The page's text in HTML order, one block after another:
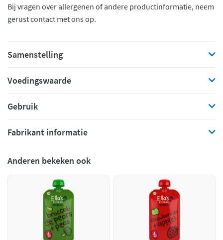
Bij vragen over allergenen of andere productinformatie, neem
gerust contact met ons op.
Samenstelling
Voedingswaarde
Gebruik
Fabrikant informatie
Anderen bekeken ook